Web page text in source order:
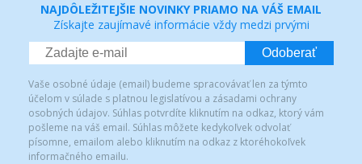
NAJDÔLEŽITEJŠIE NOVINKY PRIAMO NA VÁŠ EMAIL
Získajte zaujímavé informácie vždy medzi prvými
Odoberať
Vaše osobné údaje (email) budeme spracovávať len za týmto
účelom v súlade s platnou legislatívou a zásadami ochrany
osobných údajov. Súhlas potvrdíte kliknutím na odkaz, ktorý vám
pošleme na váš email. Súhlas môžete kedykoľvek odvolať
písomne, emailom alebo kliknutím na odkaz z ktoréhokoľvek
informačného emailu.